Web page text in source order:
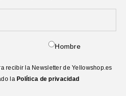
Hombre
recibir la Newsletter de Yellowshop.es
laPolítica de privacidad